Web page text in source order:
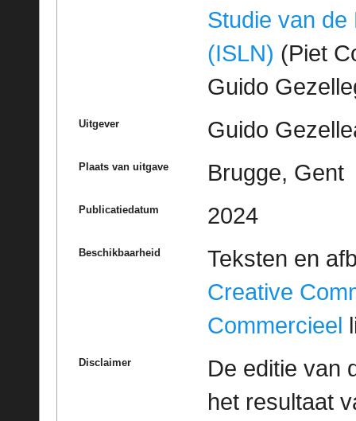
Studie van de
(ISLN) (Piet
Guido
Uitgever Guido
Plaats van uitgave Brugge, Gent
Publicatiedatum 2024
Beschikbaarheid
Teksten en
Creative
Commercieel
Disclaimer
De editie van
het resultaat